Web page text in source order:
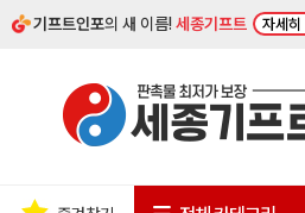
기프트인포의 새 이름!세종기프트 자세히